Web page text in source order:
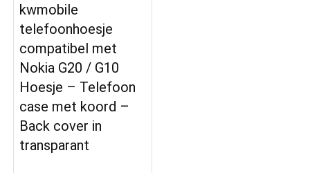
kwmobile
telefoonhoesje
compatibel met
Nokia G20 / G10
Hoesje – Telefoon
case met koord –
Back cover in
transparant